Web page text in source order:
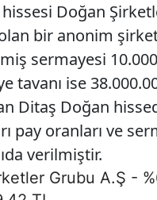
Doğan
bir anonim
sermayesi
tavanı ise
Ditaş Doğan
pay oranları ve
verilmiştir.
Grubu A.Ş -